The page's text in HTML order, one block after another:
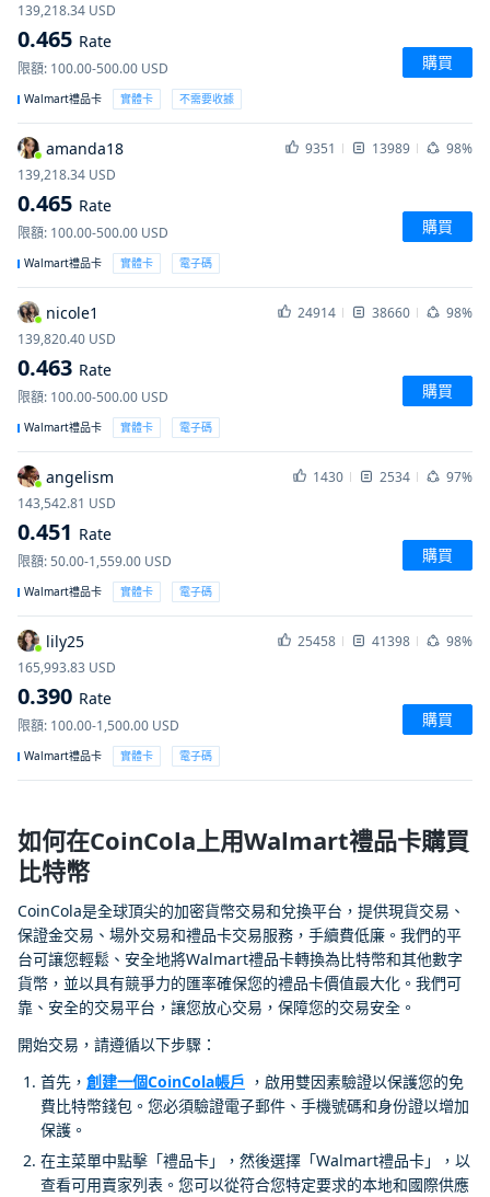
139,218.34 USD
0.465 Rate
限額: 100.00-500.00 USD 購買
Walmart禮品卡 實體卡 不需要收據
amanda18 9351 13989
98%
139,218.34 USD
0.465 Rate
限額: 100.00-500.00 USD 購買
Walmart禮品卡 實體卡 電子碼
nicole1 24914 38660
98%
139,820.40 USD
0.463 Rate
限額: 100.00-500.00 USD 購買
Walmart禮品卡 實體卡 電子碼
angelism 1430 2534
97%
143,542.81 USD
0.451 Rate
限額:50.00-1,559.00 USD 購買
Walmart禮品卡 實體卡 電子碼
lily25 25458 41398
98%
165,993.83 USD
0.390 Rate
限額: 100.00-1,500.00 USD 購買
Walmart禮品卡 實體卡 電子碼
如何在CoinCola上用Walmart禮品卡購買
比特幣
CoinCola是全球頂尖的加密貨幣交易和兌換平台，提供現貨交易、
保證金交易、場外交易和禮品卡交易服務，手續費低廉。我們的平
台可讓您輕鬆、安全地將Walmart禮品卡轉換為比特幣和其他數字
貨幣，並以具有競爭力的匯率確保您的禮品卡價值最大化。我們可
靠、安全的交易平台，讓您放心交易，保障您的交易安全。
開始交易，請遵循以下步驟：
首先， 創建一個CoinCola帳戶 ，啟用雙因素驗證以保護您的免
費比特幣錢包。您必須驗證電子郵件、手機號碼和身份證以增加
保護。
在主菜單中點擊「禮品卡」，然後選擇「Walmart禮品卡」，以
查看可用賣家列表。您可以從符合您特定要求的本地和國際供應